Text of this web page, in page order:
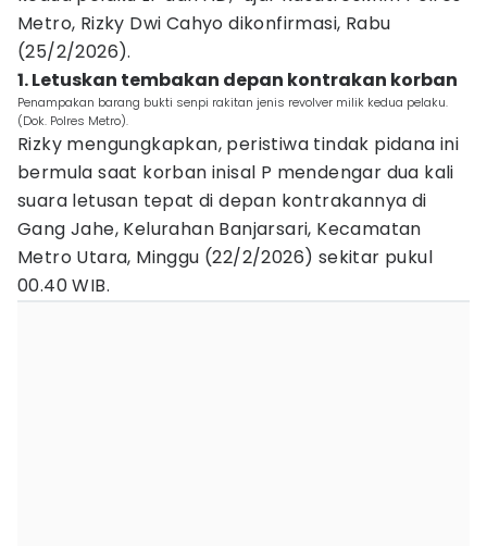
Metro, Rizky Dwi Cahyo dikonfirmasi, Rabu
(25/2/2026).
1. Letuskan tembakan depan kontrakan korban
Penampakan barang bukti senpi rakitan jenis revolver milik kedua pelaku.
(Dok. Polres Metro).
Rizky mengungkapkan, peristiwa tindak pidana ini
bermula saat korban inisal P mendengar dua kali
suara letusan tepat di depan kontrakannya di
Gang Jahe, Kelurahan Banjarsari, Kecamatan
Metro Utara, Minggu (22/2/2026) sekitar pukul
00.40 WIB.